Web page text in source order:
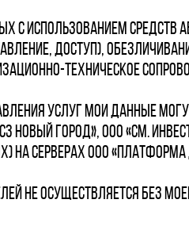
с использованием
доступ),
техническое
услуг мои данные
Новый Город», ООО «СМ.
серверах ООО
не осуществляется без